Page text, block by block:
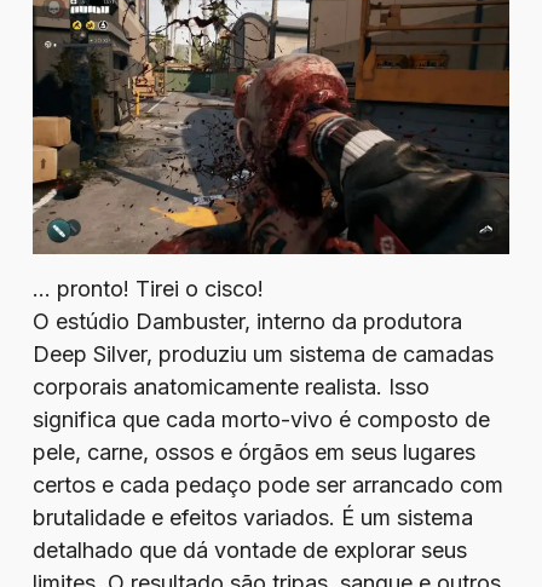
… pronto! Tirei o cisco!
O estúdio Dambuster, interno da produtora
Deep Silver, produziu um sistema de camadas
corporais anatomicamente realista. Isso
significa que cada morto-vivo é composto de
pele, carne, ossos e órgãos em seus lugares
certos e cada pedaço pode ser arrancado com
brutalidade e efeitos variados. É um sistema
detalhado que dá vontade de explorar seus